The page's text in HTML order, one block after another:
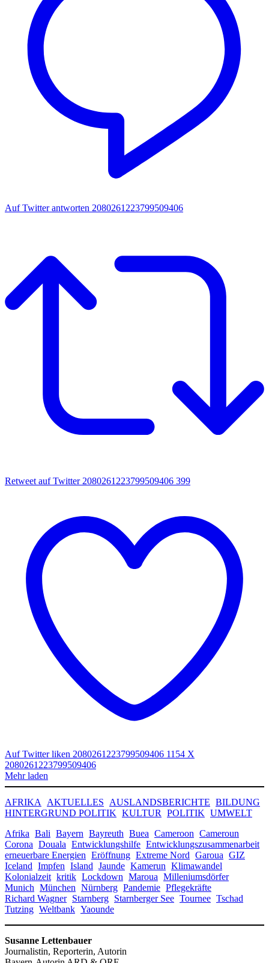
Auf Twitter antworten 2080261223799509406
Retweet auf Twitter 2080261223799509406 399
Auf Twitter liken 2080261223799509406 1154 X
2080261223799509406
Mehr laden
AFRIKA AKTUELLES AUSLANDSBERICHTE BILDUNG
HINTERGRUND POLITIK KULTUR POLITIK UMWELT
Afrika Bali Bayern Bayreuth Buea Cameroon Cameroun
Corona Douala Entwicklungshilfe Entwicklungszusammenarbeit
erneuerbare Energien Eröffnung Extreme Nord Garoua GIZ
Iceland Impfen Island Jaunde Kamerun Klimawandel
Kolonialzeit kritik Lockdown Maroua Milleniumsdörfer
Munich München Nürnberg Pandemie Pflegekräfte
Richard Wagner Starnberg Starnberger See Tournee Tschad
Tutzing Weltbank Yaounde
Susanne Lettenbauer
Journalistin, Reporterin, Autorin